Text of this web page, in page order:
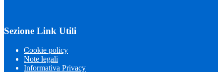
Sezione Link Utili
Cookie policy
Note legali
Informativa Privacy